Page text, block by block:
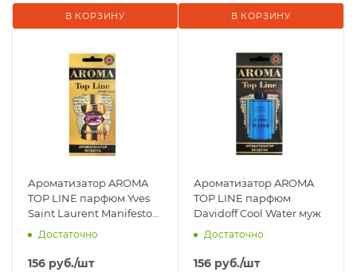
В КОРЗИНУ В КОРЗИНУ
Ароматизатор AROMA
TOP LINE парфюм Yves
Saint Laurent Manifesto
женДостаточно
156 руб./шт
Ароматизатор AROMA
TOP LINE парфюм
Davidoff Cool Water муж
Достаточно
156 руб./шт